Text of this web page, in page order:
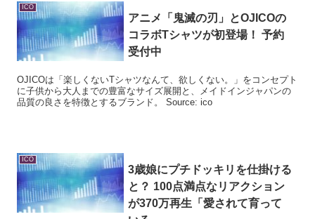
ICO
アニメ「鬼滅の刃」とOJICOの
コラボTシャツが初登場！ 予約
受付中
OJICOは「楽しくないTシャツなんて、欲しくない。」をコンセプト
に子供から大人までの豊富なサイズ展開と、メイドインジャパンの
品質の良さを特徴とするブランド。 Source: ico
ICO
3歳娘にプチドッキリを仕掛ける
と？ 100点満点なリアクション
が370万再生「愛されて育って